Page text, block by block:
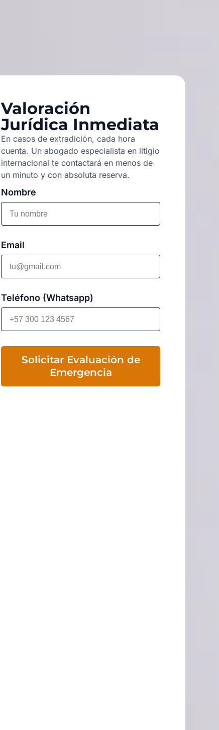
Valoración
Jurídica Inmediata
En casos de extradición, cada hora
cuenta. Un abogado especialista en litigio
internacional te contactará en menos de
un minuto y con absoluta reserva.
Nombre
Email
Teléfono (Whatsapp)
Solicitar Evaluación de
Emergencia